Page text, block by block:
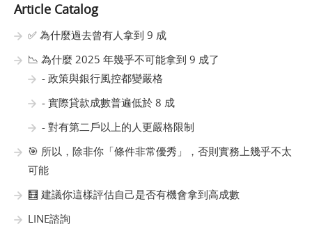
Article Catalog
✅ 為什麼過去曾有人拿到 9 成
📉 為什麼 2025 年幾乎不可能拿到 9 成了
- 政策與銀行風控都變嚴格
- 實際貸款成數普遍低於 8 成
- 對有第二戶以上的人更嚴格限制
🎯 所以，除非你「條件非常優秀」，否則實務上幾乎不太
可能
🧮 建議你這樣評估自己是否有機會拿到高成數
LINE諮詢